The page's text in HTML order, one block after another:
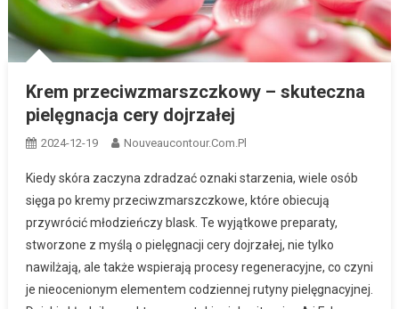
Krem przeciwzmarszczkowy – skuteczna
pielęgnacja cery dojrzałej
2024-12-19 Nouveaucontour.com.pl
Kiedy skóra zaczyna zdradzać oznaki starzenia, wiele osób
sięga po kremy przeciwzmarszczkowe, które obiecują
przywrócić młodzieńczy blask. Te wyjątkowe preparaty,
stworzone z myślą o pielęgnacji cery dojrzałej, nie tylko
nawilżają, ale także wspierają procesy regeneracyjne, co czyni
je nieocenionym elementem codziennej rutyny pielęgnacyjnej.